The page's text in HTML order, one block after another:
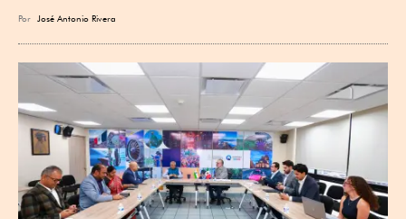
Por José Antonio Rivera